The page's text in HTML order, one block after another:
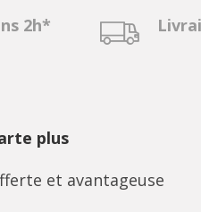
2h*
plus
et avantageuse